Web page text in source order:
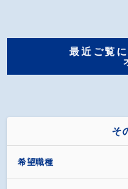
最近ご覧
そ
希望職種